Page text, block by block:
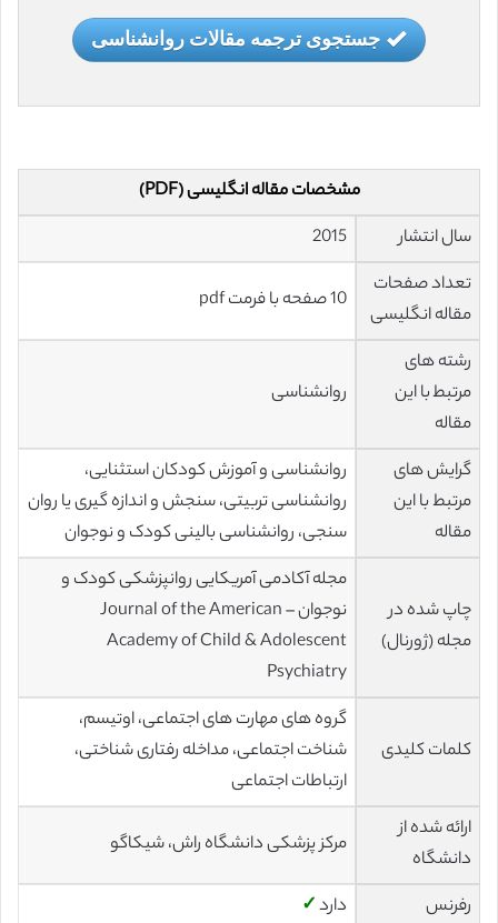
جستجوی ترجمه مقالات روانشناسی
مشخصات مقاله انگلیسی (PDF)
سال انتشار
2015
تعداد صفحات
مقاله انگلیسی
10 صفحه با فرمت pdf
رشته های
مرتبط با این
مقاله
روانشناسی
گرایش های
مرتبط با این
مقاله
روانشناسی و آموزش کودکان استثنایی،
روانشناسی تربیتی، سنجش و اندازه گیری یا روان
سنجی، روانشناسی بالینی کودک و نوجوان
چاپ شده در
مجله (ژورنال)
مجله آکادمی آمریکایی روانپزشکی کودک و
نوجوان – Journal of the American
Academy of Child & Adolescent
Psychiatry
کلمات کلیدی
گروه های مهارت های اجتماعی، اوتیسم،
شناخت اجتماعی، مداخله رفتاری شناختی،
ارتباطات اجتماعی
ارائه شده از
دانشگاه
مرکز پزشکی دانشگاه راش، شیکاگو
رفرنس دارد✓